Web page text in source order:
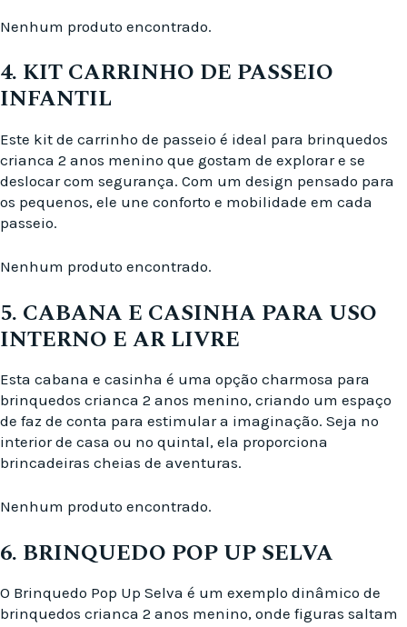
Nenhum produto encontrado.
4. KIT CARRINHO DE PASSEIO
INFANTIL
Este kit de carrinho de passeio é ideal para brinquedos
crianca 2 anos menino que gostam de explorar e se
deslocar com segurança. Com um design pensado para
os pequenos, ele une conforto e mobilidade em cada
passeio.
Nenhum produto encontrado.
5. CABANA E CASINHA PARA USO
INTERNO E AR LIVRE
Esta cabana e casinha é uma opção charmosa para
brinquedos crianca 2 anos menino, criando um espaço
de faz de conta para estimular a imaginação. Seja no
interior de casa ou no quintal, ela proporciona
brincadeiras cheias de aventuras.
Nenhum produto encontrado.
6. BRINQUEDO POP UP SELVA
O Brinquedo Pop Up Selva é um exemplo dinâmico de
brinquedos crianca 2 anos menino, onde figuras saltam